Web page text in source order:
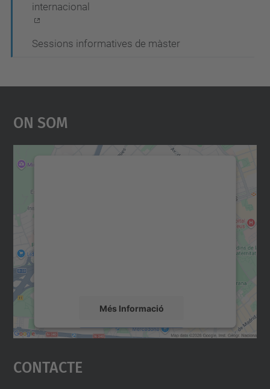
internacional
Sessions informatives de màster
On Som
Més Informació
Accepta
powered by
Contacte